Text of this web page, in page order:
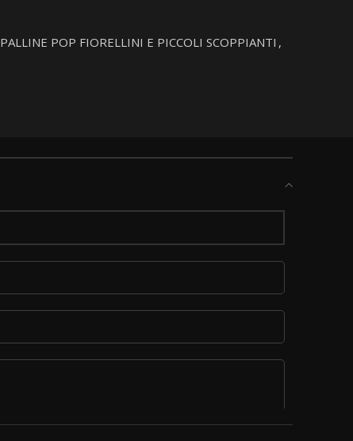
PALLINE POP FIORELLINI E PICCOLI SCOPPIANTI ,